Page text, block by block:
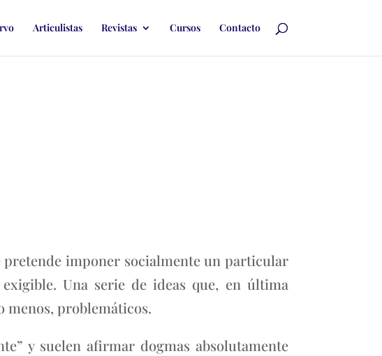
Articulistas Revistas Cursos Contacto
imponer socialmente un particular
Una serie de ideas que, en última
menos, problemáticos.
y suelen afirmar dogmas absolutamente